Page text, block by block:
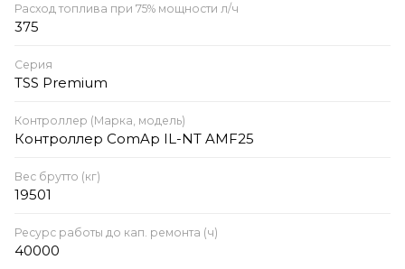
Расход топлива при 75% мощности л/ч
375
Серия
TSS Premium
Контроллер (Марка, модель)
Контроллер ComAp IL-NT AMF25
Вес брутто (кг)
19501
Ресурс работы до кап. ремонта (ч)
40000